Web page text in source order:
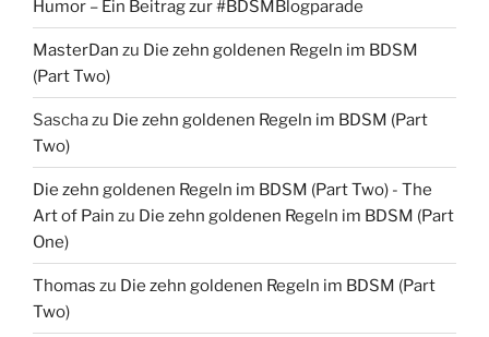
Humor – Ein Beitrag zur #BDSMBlogparade
MasterDan zu Die zehn goldenen Regeln im BDSM
(Part Two)
Saschazu Die zehn goldenen Regeln im BDSM (Part
Two)
Die zehn goldenen Regeln im BDSM (Part Two) - The
Art of Pain zu Die zehn goldenen Regeln im BDSM (Part
One)
Thomas zu Die zehn goldenen Regeln im BDSM (Part
Two)